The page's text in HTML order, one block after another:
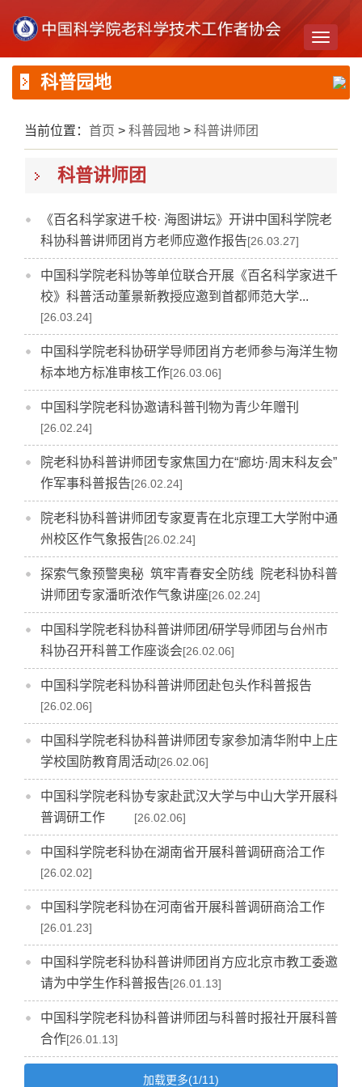
Toggle
科普园地
当前位置： 首页 > 科普园地 > 科普讲师团
科普讲师团
《百名科学家进千校· 海图讲坛》开讲中国科学院老
科协科普讲师团肖方老师应邀作报告[26.03.27]
中国科学院老科协等单位联合开展《百名科学家进千
校》科普活动董景新教授应邀到首都师范大学...
[26.03.24]
中国科学院老科协研学导师团肖方老师参与海洋生物
标本地方标准审核工作[26.03.06]
中国科学院老科协邀请科普刊物为青少年赠刊
[26.02.24]
院老科协科普讲师团专家焦国力在“廊坊·周末科友会”
作军事科普报告[26.02.24]
院老科协科普讲师团专家夏青在北京理工大学附中通
州校区作气象报告[26.02.24]
探索气象预警奥秘 筑牢青春安全防线 院老科协科普
讲师团专家潘昕浓作气象讲座[26.02.24]
中国科学院老科协科普讲师团/研学导师团与台州市
科协召开科普工作座谈会[26.02.06]
中国科学院老科协科普讲师团赴包头作科普报告
[26.02.06]
中国科学院老科协科普讲师团专家参加清华附中上庄
学校国防教育周活动[26.02.06]
中国科学院老科协专家赴武汉大学与中山大学开展科
普调研工作 [26.02.06]
中国科学院老科协在湖南省开展科普调研商洽工作
[26.02.02]
中国科学院老科协在河南省开展科普调研商洽工作
[26.01.23]
中国科学院老科协科普讲师团肖方应北京市教工委邀
请为中学生作科普报告[26.01.13]
中国科学院老科协科普讲师团与科普时报社开展科普
合作[26.01.13]
加载更多(1/11)